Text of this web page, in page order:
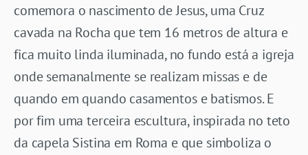
comemora o nascimento de Jesus, uma Cruz
cavada na Rocha que tem 16 metros de altura e
fica muito linda iluminada, no fundo está a igreja
onde semanalmente se realizam missas e de
quando em quando casamentos e batismos. E
por fim uma terceira escultura, inspirada no teto
da capela Sistina em Roma e que simboliza o